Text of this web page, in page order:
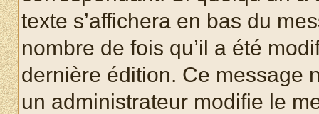
texte s’affichera en bas du
nombre de fois qu’il a été
dernière édition. Ce message
un administrateur modifie le